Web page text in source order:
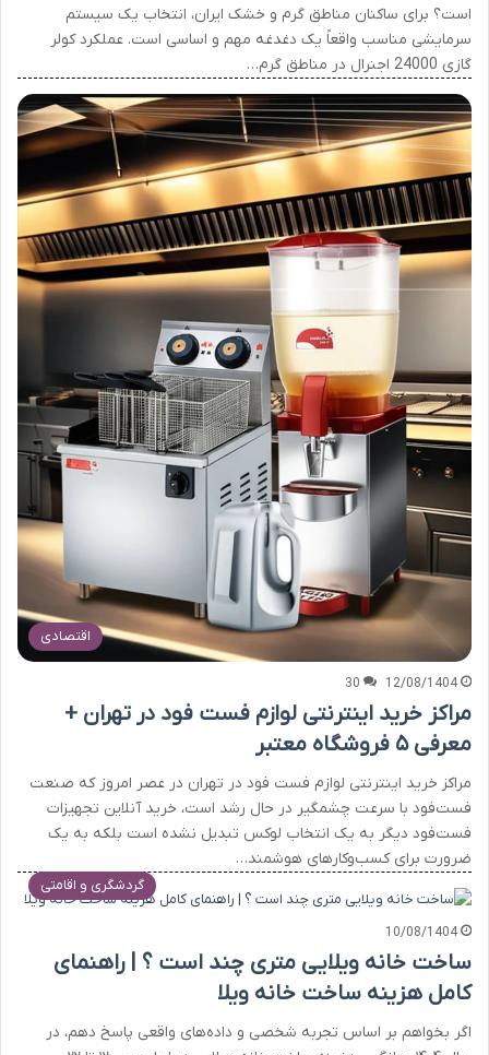
است؟ برای ساکنان مناطق گرم و خشک ایران، انتخاب یک سیستم
سرمایشی مناسب واقعاً یک دغدغه مهم و اساسی است. عملکرد کولر
گازی 24000 اجنرال در مناطق گرم…
اقتصادی
12/08/1404
30
مراکز خرید اینترنتی لوازم فست فود در تهران +
معرفی ۵ فروشگاه معتبر
مراکز خرید اینترنتی لوازم فست فود در تهران در عصر امروز که صنعت
فست‌فود با سرعت چشمگیر در حال رشد است، خرید آنلاین تجهیزات
فست‌فود دیگر به یک انتخاب لوکس تبدیل نشده است بلکه به یک
ضرورت برای کسب‌وکارهای هوشمند…
گردشگری و اقامتی
10/08/1404
ساخت خانه ویلایی متری چند است ؟ | راهنمای
کامل هزینه ساخت خانه ویلا
اگر بخواهم بر اساس تجربه شخصی و داده‌های واقعی پاسخ دهم، در